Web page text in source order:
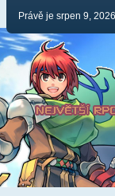
Právě je srpen 9,